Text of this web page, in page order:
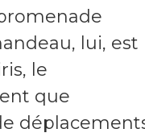
lui, est
le
que